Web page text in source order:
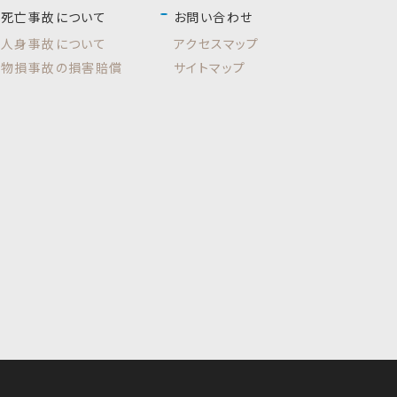
死亡事故について
人身事故について
物損事故の損害賠償
お問い合わせ
アクセスマップ
サイトマップ